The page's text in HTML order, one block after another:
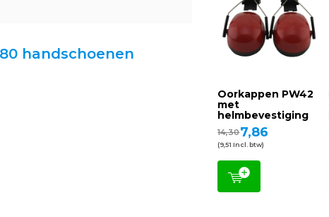
handschoenen
Oorkappen PW42
met
helmbevestiging
14,307,86
(9,51 Incl. btw)